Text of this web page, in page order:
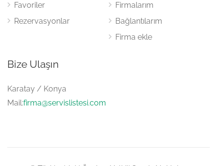
Favoriler
Rezervasyonlar
Firmalarım
Bağlantılarım
Firma ekle
Bize Ulaşın
Karatay / Konya
Mail:firma@servislistesi.com